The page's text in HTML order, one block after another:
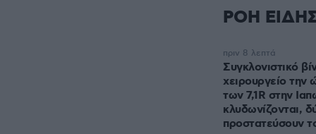
ΡΟΗ
Συγκλονιστικό
χειρουργείο την
των 7,1R στην
κλυδωνίζονται,
προστατεύσουν
πριν 8 λεπτά